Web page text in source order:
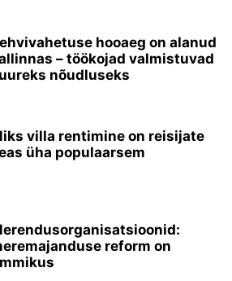
hooaeg on alanud
– töökojad valmistuvad
nõudluseks
villa rentimine on reisijate
üha populaarsem
reform on